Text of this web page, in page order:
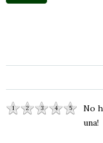
1 2 3 4 5
No
una!